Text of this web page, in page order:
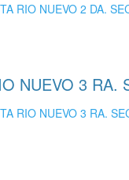
RIO NUEVO 2 DA.
NUEVO 3 RA.
RIO NUEVO 3 RA.